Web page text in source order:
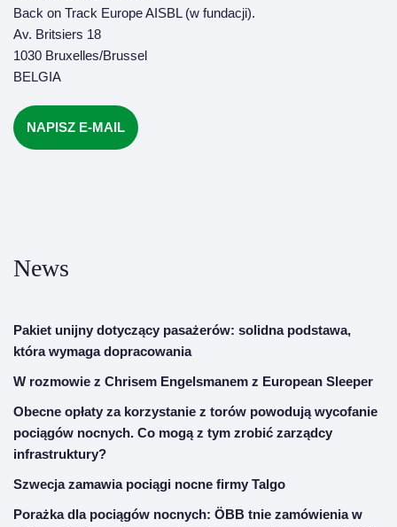
Back on Track Europe AISBL (w fundacji).
Av. Britsiers 18
1030 Bruxelles/Brussel
BELGIA
NAPISZ E-MAIL
News
Pakiet unijny dotyczący pasażerów: solidna podstawa,
która wymaga dopracowania
W rozmowie z Chrisem Engelsmanem z European Sleeper
Obecne opłaty za korzystanie z torów powodują wycofanie
pociągów nocnych. Co mogą z tym zrobić zarządcy
infrastruktury?
Szwecja zamawia pociągi nocne firmy Talgo
Porażka dla pociągów nocnych: ÖBB tnie zamówienia w